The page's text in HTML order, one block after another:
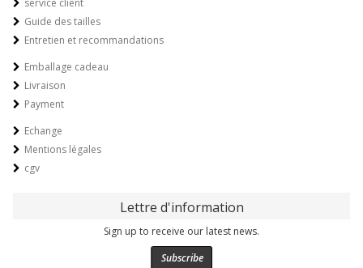
Guide des tailles
Entretien et recommandations
Emballage cadeau
Livraison
Payment
Echange
Mentions légales
cgv
Lettre d'information
Sign up to receive our latest news.
Subscribe